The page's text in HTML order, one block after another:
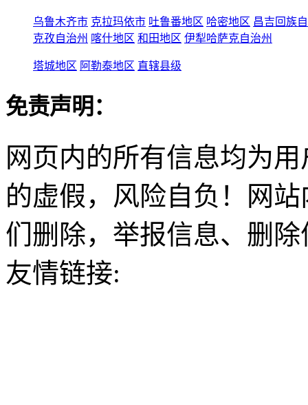
乌鲁木齐市 克拉玛依市 吐鲁番地区 哈密地区 昌吉回族
克孜自治州 喀什地区 和田地区 伊犁哈萨克自治州
塔城地区 阿勒泰地区 直辖县级
免责声明：
网页内的所有信息均为
的虚假，风险自负！网
们删除，举报信息、删
友情链接: